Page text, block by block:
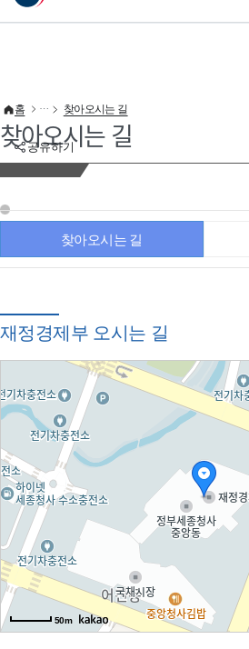
이 누리집은 대한민국 공식 전자정부 누리집입니다.
공유하기
홈 찾아오시는 길
찾아오시는 길
찾아오시는 길
재정경제부 오시는 길
50m